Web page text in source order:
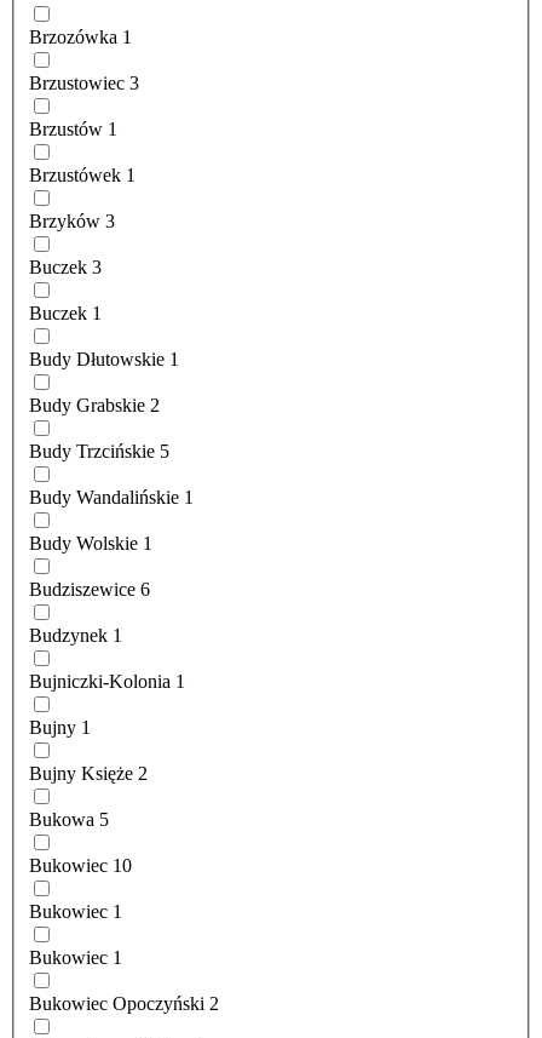
Brzozówka 1
Brzustowiec 3
Brzustów 1
Brzustówek 1
Brzyków 3
Buczek 3
Buczek 1
Budy Dłutowskie 1
Budy Grabskie 2
Budy Trzcińskie 5
Budy Wandalińskie 1
Budy Wolskie 1
Budziszewice 6
Budzynek 1
Bujniczki-Kolonia 1
Bujny 1
Bujny Księże 2
Bukowa 5
Bukowiec 10
Bukowiec 1
Bukowiec 1
Bukowiec Opoczyński 2